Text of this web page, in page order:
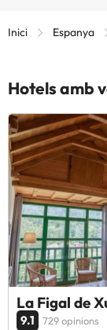
Inici Espanya
Hotels amb
La Figal de
9.1 729 opinions